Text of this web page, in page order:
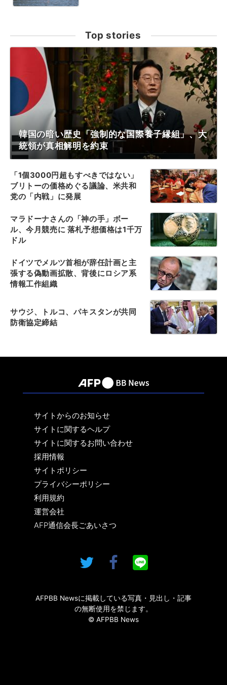
Top stories
韓国の暗い歴史「強制的な国際養子縁組」、大
統領が真相解明を約束
「1個3000円超もすべきではない」
ブリトーの価格めぐる議論、米共和
党の「内戦」に発展
マラドーナさんの「神の手」ボー
ル、今月競売に 落札予想価格は1千万
ドル
ドイツでメルツ首相が辞任計画と主
張する偽動画拡散、背後にロシア系
情報工作組織
サウジ、トルコ、パキスタンが共同
防衛協定締結
サイトからのお知らせ
サイトに関するヘルプ
サイトに関するお問い合わせ
採用情報
サイトポリシー
プライバシーポリシー
利用規約
運営会社
AFP通信会長ごあいさつ
AFPBB Newsに掲載している写真・見出し・記事
の無断使用を禁じます。
© AFPBB News